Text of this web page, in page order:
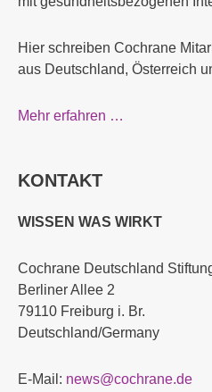
Hier schreiben Cochrane
aus Deutschland, Österreich
Mehr erfahren …
KONTAKT
WISSEN WAS WIRKT
Cochrane Deutschland
Berliner Allee 2
79110 Freiburg i. Br.
Deutschland/Germany
E-Mail: news@cochrane.de